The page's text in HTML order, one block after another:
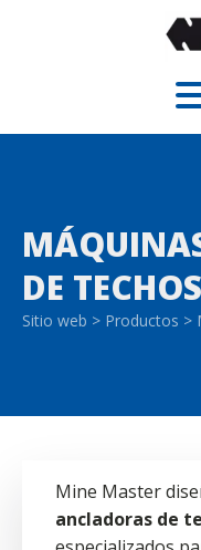
DE TECHOS
Sitio web > Productos >
Mine Master
ancladoras de